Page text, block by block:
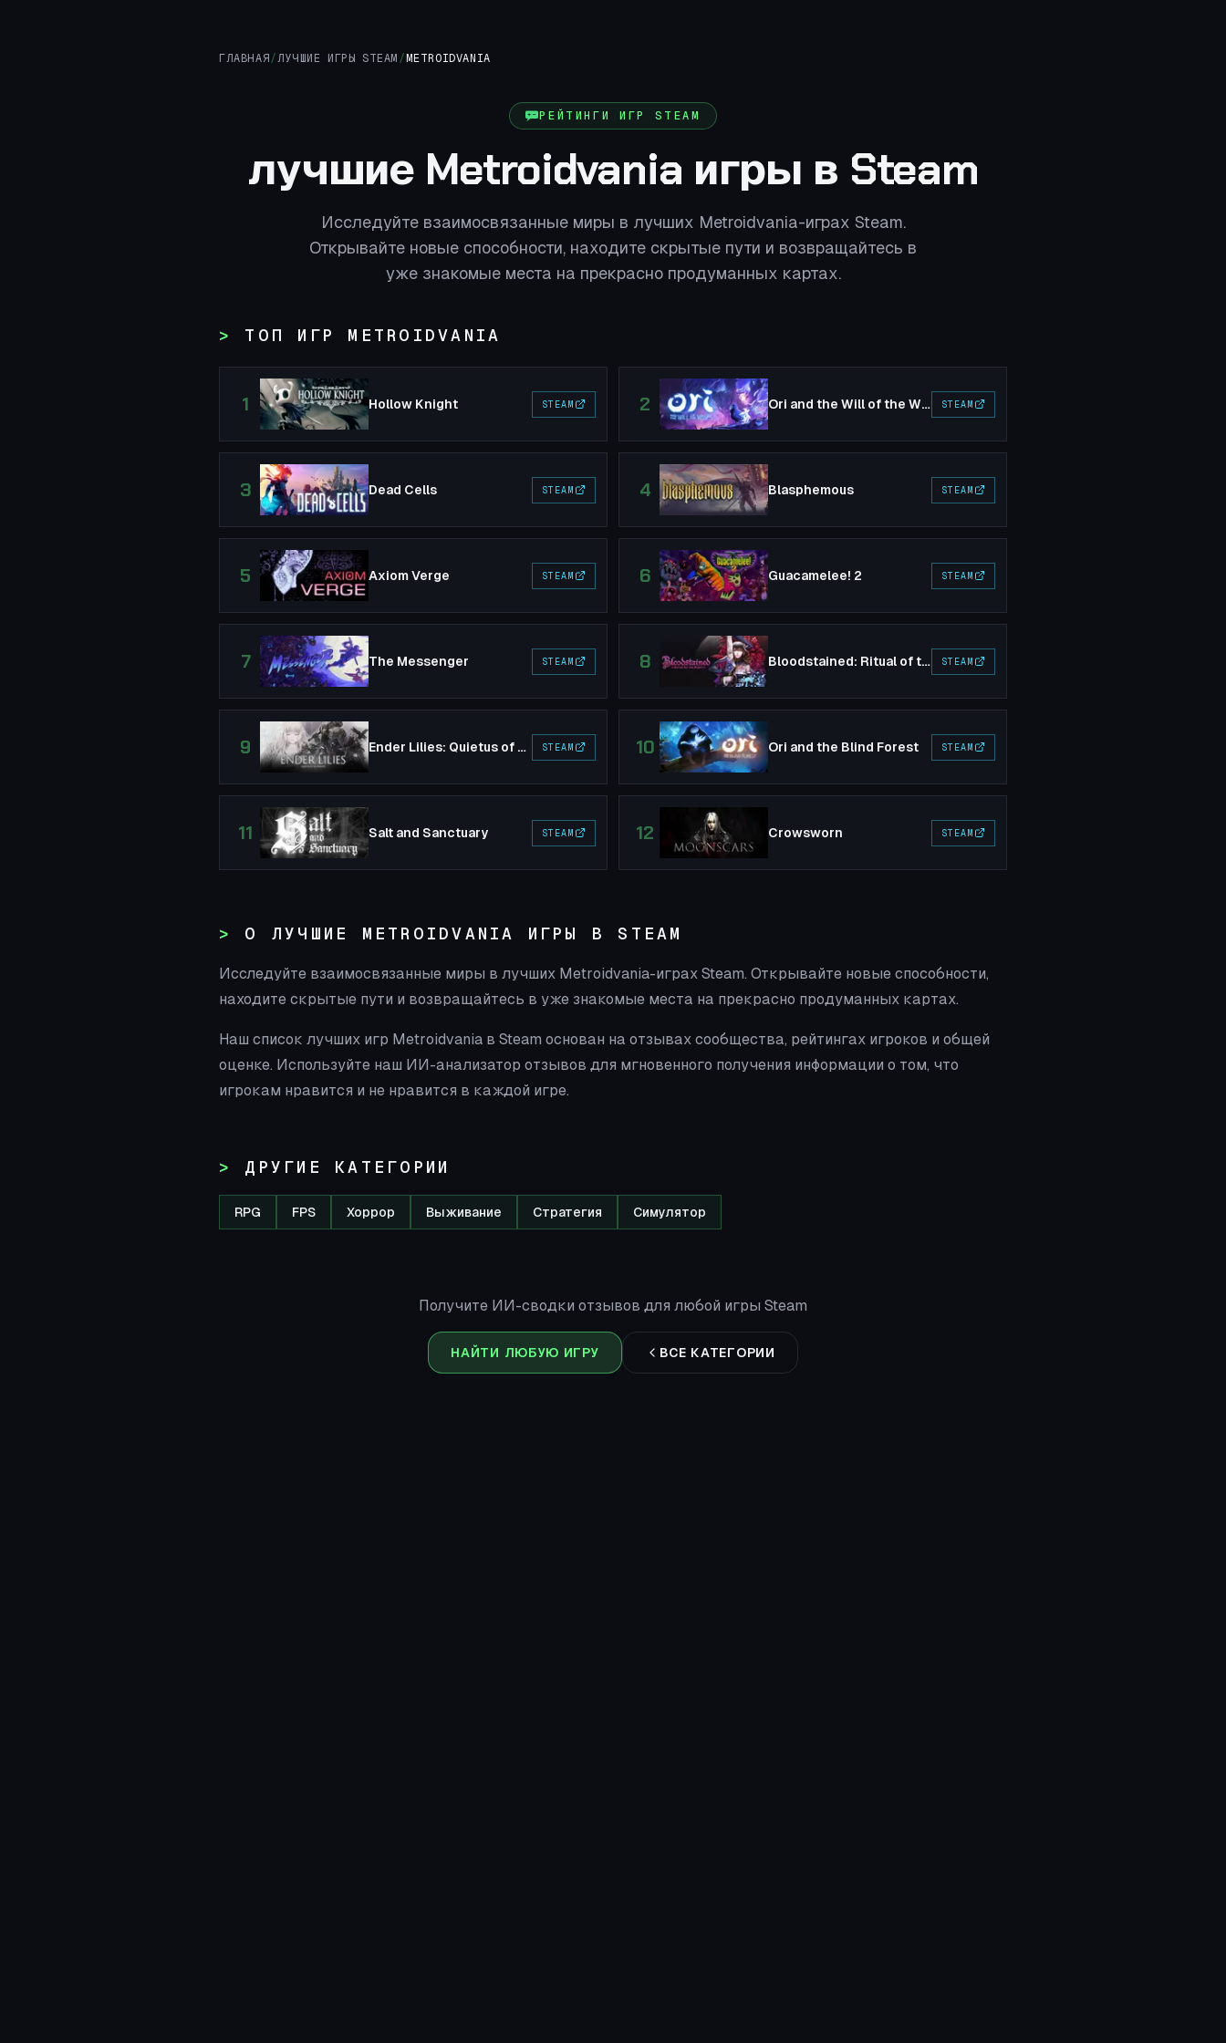
ГЛАВНАЯ /ЛУЧШИЕ ИГРЫ STEAM / METROIDVANIA
РЕЙТИНГИ ИГР STEAM
лучшие Metroidvania игры в Steam
Исследуйте взаимосвязанные миры в лучших Metroidvania-играх Steam.
Открывайте новые способности, находите скрытые пути и возвращайтесь в
уже знакомые места на прекрасно продуманных картах.
ТОП ИГР METROIDVANIA
1 Hollow Knight STEAM 2 Ori and the Will of the Wisps STEAM
3 Dead Cells STEAM 4 Blasphemous STEAM
5 Axiom Verge STEAM 6 Guacamelee! 2 STEAM
7 The Messenger STEAM 8 Bloodstained: Ritual of the Night STEAM
9 Ender Lilies: Quietus of the Knights STEAM 10 Ori and the Blind Forest STEAM
11 Salt and Sanctuary STEAM 12 Crowsworn STEAM
О ЛУЧШИЕ METROIDVANIA ИГРЫ В STEAM
Исследуйте взаимосвязанные миры в лучших Metroidvania-играх Steam. Открывайте новые способности,
находите скрытые пути и возвращайтесь в уже знакомые места на прекрасно продуманных картах.
Наш список лучших игр Metroidvania в Steam основан на отзывах сообщества, рейтингах игроков и общей
оценке. Используйте наш ИИ-анализатор отзывов для мгновенного получения информации о том, что
игрокам нравится и не нравится в каждой игре.
ДРУГИЕ КАТЕГОРИИ
RPG FPS Хоррор Выживание Стратегия Симулятор
Получите ИИ-сводки отзывов для любой игры Steam
НАЙТИ ЛЮБУЮ ИГРУ ВСЕ КАТЕГОРИИ